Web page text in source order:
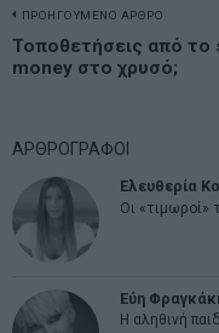
Πλοήγηση
άρθρων
ΠΡΟΗΓΟΥΜΕΝΟ ΑΡΘΡΟ
Previous
post:
Τοποθετήσεις από το
money στο χρυσό;
ΑΡΘΡΟΓΡΑΦΟΙ
Ελευθερία
Οι
Εύη
Η αληθινή